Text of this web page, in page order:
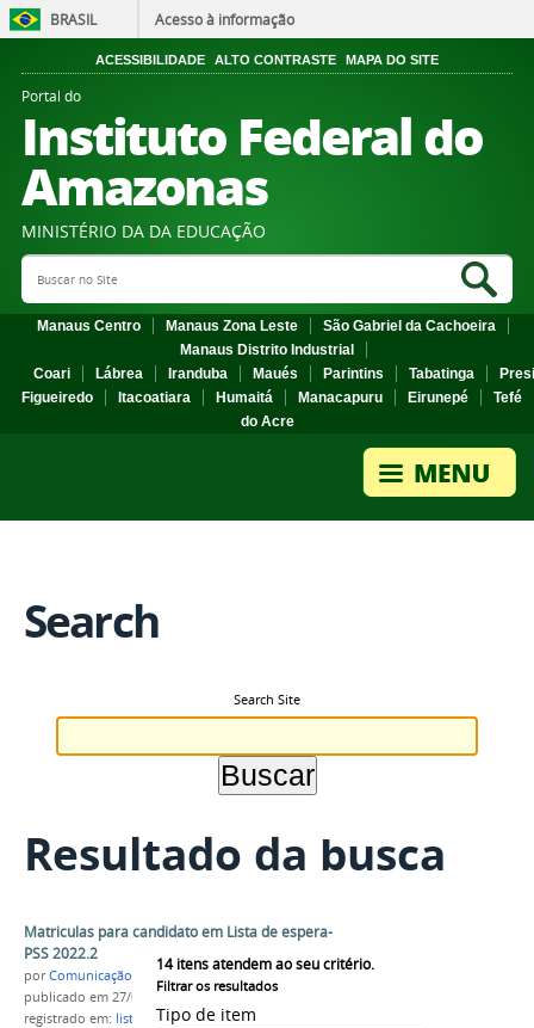
BRASIL Acesso à informação
ACESSIBILIDADE ALTO CONTRASTE MAPA DO SITE
Portal do
Instituto Federal do
Amazonas
MINISTÉRIO DA DA EDUCAÇÃO
Search Site
Manaus Centro Manaus Zona Leste
São Gabriel da Cachoeira
Manaus Distrito Industrial
Coari
Lábrea Iranduba Maués Parintins Tabatinga
Figueiredo
Itacoatiara Humaitá Manacapuru Eirunepé
Tefé
do Acre
Search
Search Site
Resultado da busca
14itens atendem ao seu critério.
Filtrar os resultados
Tipo de item
Matriculas para candidato em Lista de espera-
PSS 2022.2
porComunicação CPR
publicado em 27/07/2022
registrado em: lista de espera,m,meio ambiente